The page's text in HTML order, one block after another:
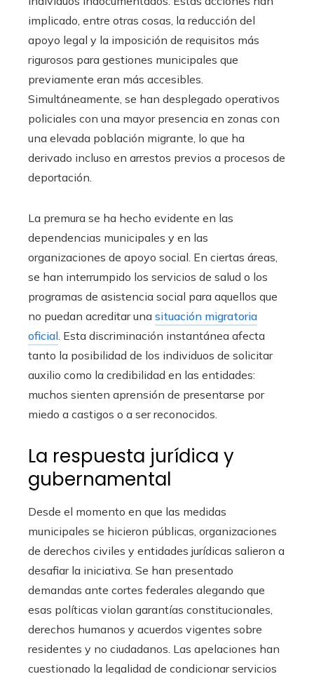
implicado, entre otras cosas, la reducción del
apoyo legal y la imposición de requisitos más
rigurosos para gestiones municipales que
previamente eran más accesibles.
Simultáneamente, se han desplegado operativos
policiales con una mayor presencia en zonas con
una elevada población migrante, lo que ha
derivado incluso en arrestos previos a procesos de
deportación.
La premura se ha hecho evidente en las
dependencias municipales y en las
organizaciones de apoyo social. En ciertas áreas,
se han interrumpido los servicios de salud o los
programas de asistencia social para aquellos que
no puedan acreditar una situación migratoria
oficial. Esta discriminación instantánea afecta
tanto la posibilidad de los individuos de solicitar
auxilio como la credibilidad en las entidades:
muchos sienten aprensión de presentarse por
miedo a castigos o a ser reconocidos.
La respuesta jurídica y
gubernamental
Desde el momento en que las medidas
municipales se hicieron públicas, organizaciones
de derechos civiles y entidades jurídicas salieron a
desafiar la iniciativa. Se han presentado
demandas ante cortes federales alegando que
esas políticas violan garantías constitucionales,
derechos humanos y acuerdos vigentes sobre
residentes y no ciudadanos. Las apelaciones han
cuestionado la legalidad de condicionar servicios